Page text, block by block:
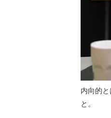
内向的と
と。